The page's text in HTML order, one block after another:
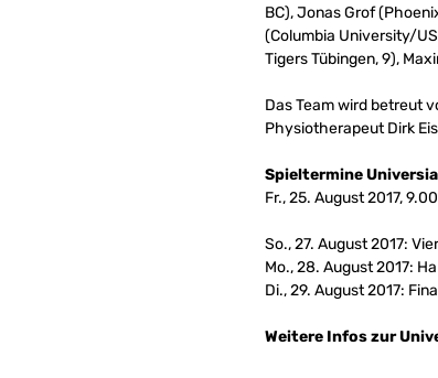
BC), Jonas Grof
(Columbia University/
Tigers Tübingen, 9),
Das Team wird betreut
Physiotherapeut Dirk
Spieltermine
Fr., 25. August 2017,
So., 27. August 2017:
Mo., 28. August 2017:
Di., 29. August 2017:
Weitere Infos zur